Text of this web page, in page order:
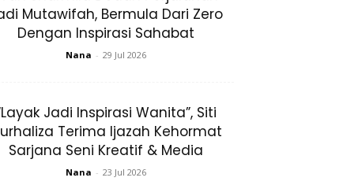
Mutawifah, Bermula Dari Zero
Dengan Inspirasi Sahabat
Nana - 29 Jul 2026
Jadi Inspirasi Wanita”, Siti
Terima Ijazah Kehormat
Sarjana Seni Kreatif & Media
Nana - 23 Jul 2026